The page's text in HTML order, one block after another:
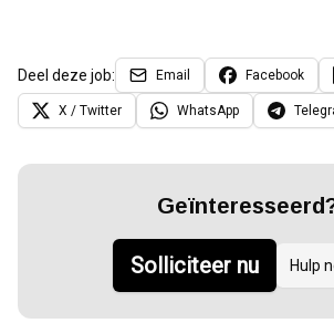
Deel deze job: Email Facebook
X / Twitter WhatsApp
Solliciteer nu Hulp